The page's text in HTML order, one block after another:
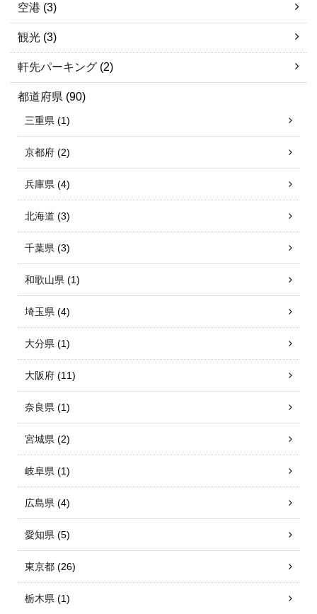
空港 (3)
観光 (3)
軒先パーキング (2)
都道府県 (90)
三重県 (1)
京都府 (2)
兵庫県 (4)
北海道 (3)
千葉県 (3)
和歌山県 (1)
埼玉県 (4)
大分県 (1)
大阪府 (11)
奈良県 (1)
宮城県 (2)
岐阜県 (1)
広島県 (4)
愛知県 (5)
東京都 (26)
栃木県 (1)